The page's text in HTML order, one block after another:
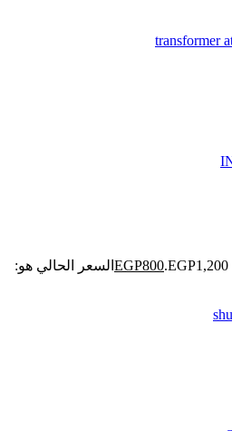
EGP800
السعر الحالي هو: